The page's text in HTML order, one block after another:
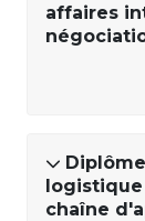
affaires
chaîne